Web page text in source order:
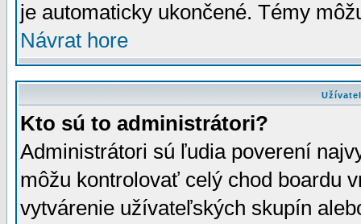
je automaticky ukončené. Témy
Návrat hore
Kto sú to administrátori?
Administrátori sú ľudia poverení
môžu kontrolovať celý chod boardu
vytvárenie užívateľských skupín